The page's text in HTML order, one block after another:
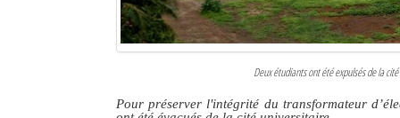
Deux étudiants ont été expulsés de la
Pour préserver l'intégrité du transformateur